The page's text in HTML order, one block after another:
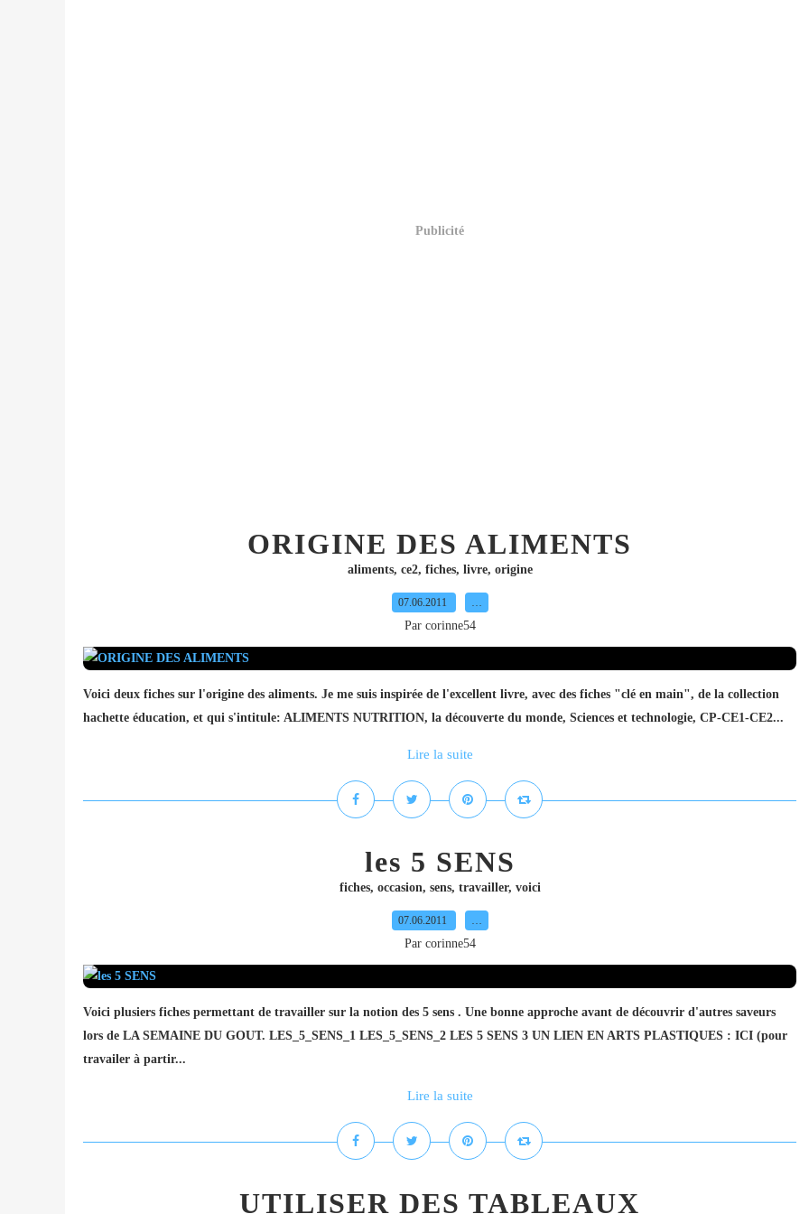
Publicité
ORIGINE DES ALIMENTS
aliments, ce2, fiches, livre, origine
07.06.2011 …
Par corinne54
Voici deux fiches sur l'origine des aliments. Je me suis inspirée de l'excellent livre, avec des fiches "clé en main", de la collection
hachette éducation, et qui s'intitule: ALIMENTS NUTRITION, la découverte du monde, Sciences et technologie, CP-CE1-CE2...
Lire la suite
les 5 SENS
fiches, occasion, sens, travailler, voici
07.06.2011 …
Par corinne54
Voici plusiers fiches permettant de travailler sur la notion des 5 sens . Une bonne approche avant de découvrir d'autres saveurs
lors de LA SEMAINE DU GOUT. LES_5_SENS_1 LES_5_SENS_2 LES 5 SENS 3 UN LIEN EN ARTS PLASTIQUES : ICI (pour
travailer à partir...
Lire la suite
UTILISER DES TABLEAUX